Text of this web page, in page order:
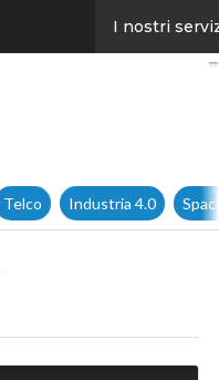
I nostri
Telco Industria 4.0